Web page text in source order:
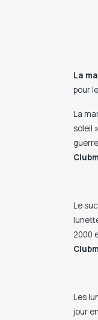
La
pour
La
soleil
Le
2000
Les
jour